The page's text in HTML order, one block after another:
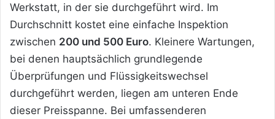
Werkstatt, in der sie durchgeführt wird. Im
Durchschnitt kostet eine einfache Inspektion
zwischen 200 und 500 Euro. Kleinere Wartungen,
bei denen hauptsächlich grundlegende
Überprüfungen und Flüssigkeitswechsel
durchgeführt werden, liegen am unteren Ende
dieser Preisspanne. Bei umfassenderen